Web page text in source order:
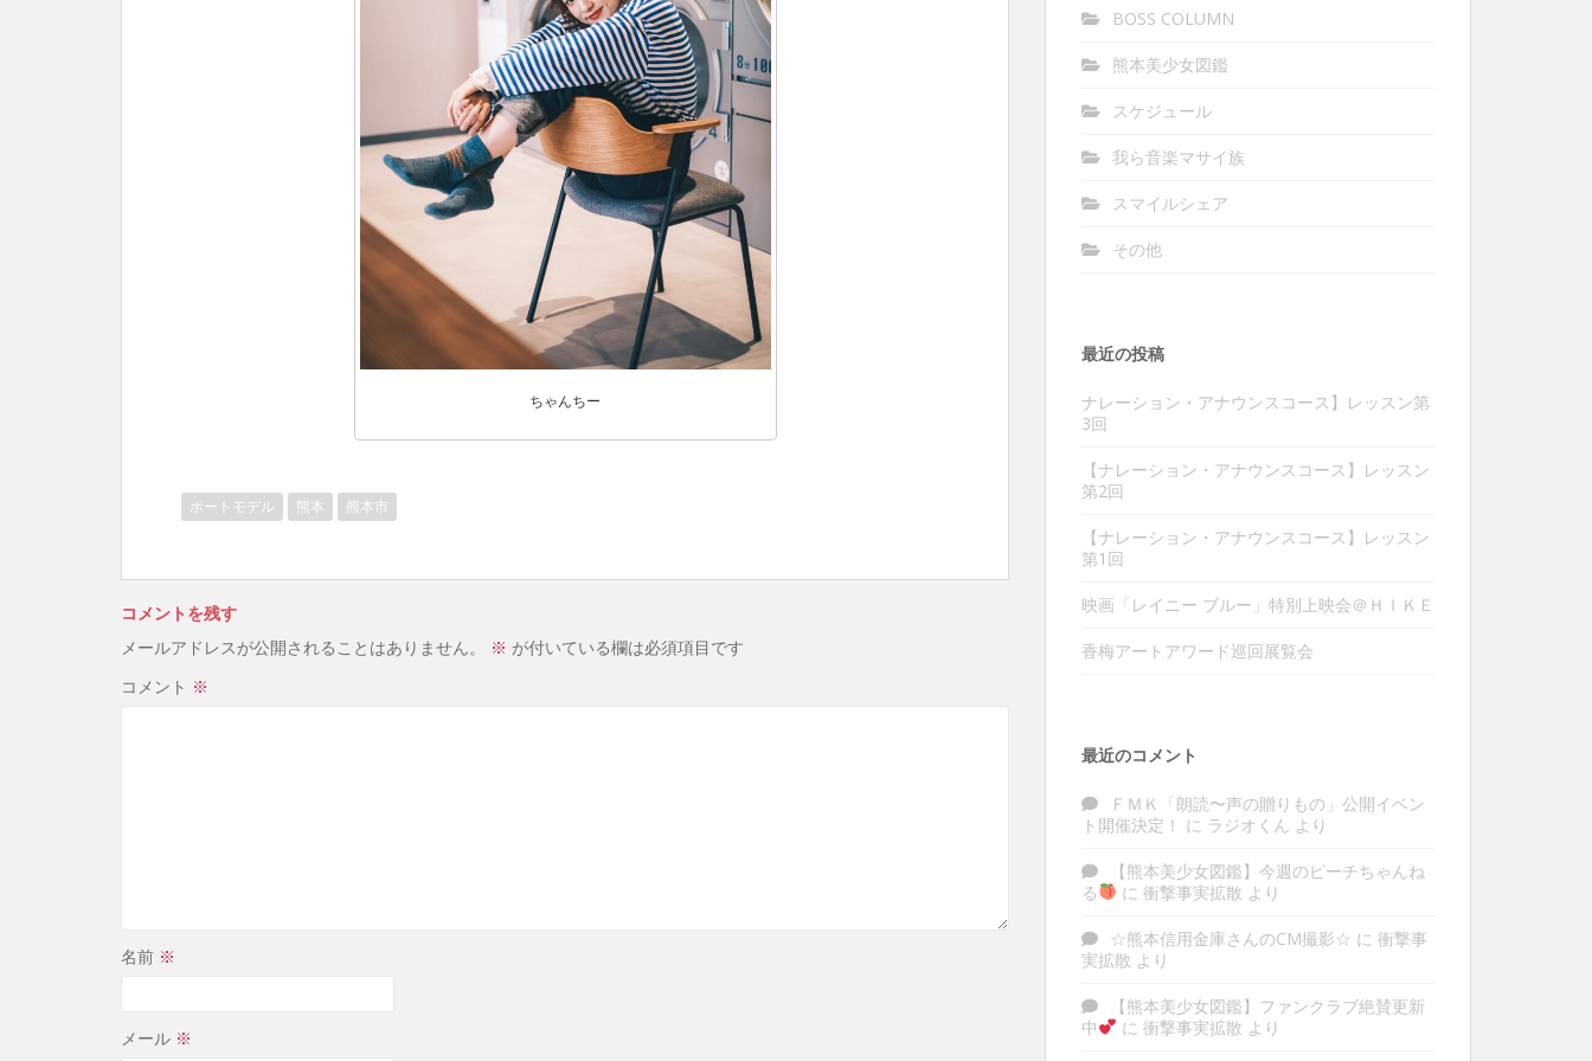
ちゃんちー
ポートモデル 熊本 熊本市
コメントを残す
メールアドレスが公開されることはありません。
※ が付いている欄は必須項目です
コメント ※
名前 ※
メール ※
BOSS COLUMN
熊本美少女図鑑
スケジュール
我ら音楽マサイ族
スマイルシェア
その他
最近の投稿
ナレーション・アナウンスコース】レッスン第
3回
【ナレーション・アナウンスコース】レッスン
第2回
【ナレーション・アナウンスコース】レッスン
第1回
映画「レイニー ブルー」特別上映会＠ＨＩＫＥ
香梅アートアワード巡回展覧会
最近のコメント
ＦＭＫ「朗読〜声の贈りもの」公開イベン
ト開催決定！ に ラジオくん より
【熊本美少女図鑑】今週のピーチちゃんね
る
に 衝撃事実拡散 より
☆熊本信用金庫さんのCM撮影☆ に 衝撃事
実拡散 より
【熊本美少女図鑑】ファンクラブ絶賛更新
中
に 衝撃事実拡散 より